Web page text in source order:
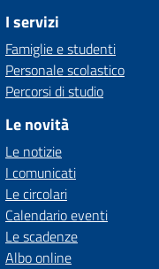
I servizi
Famiglie e studenti
Personale scolastico
Percorsi di studio
Le novità
Le notizie
I comunicati
Le circolari
Calendario eventi
Le scadenze
Albo online